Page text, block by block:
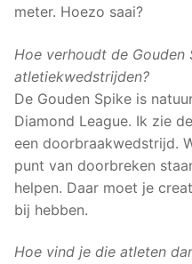
meter. Hoezo saai?
Hoe verhoudt de
atletiekwedstrijden?
De Gouden Spike is
Diamond League. Ik zie
een doorbraakwedstrijd.
punt van doorbreken
helpen. Daar moet je
bij hebben.
Hoe vind je die atleten